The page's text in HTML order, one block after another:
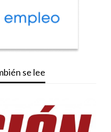
se lee